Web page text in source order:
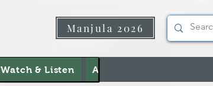
Manjula 2026
Watch & Listen About Us